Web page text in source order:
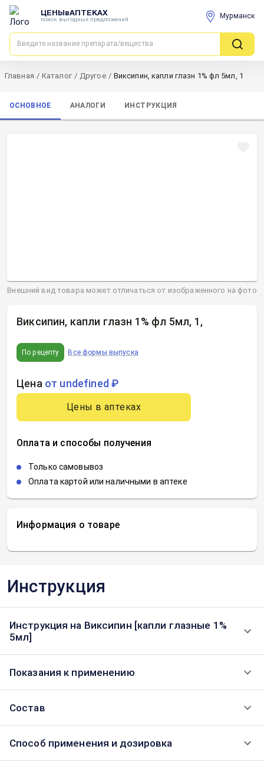
ЦЕНЫвАПТЕКАХ
поиск выгодных предложений Мурманск
Главная / Каталог / Другое / Виксипин, капли глазн 1% фл 5мл, 1
ОСНОВНОЕ АНАЛОГИ ИНСТРУКЦИЯ
Информация о товаре
Виксипин, капли глазн 1% фл 5мл, 1 ,
По рецепту Все формы выпуска
Цена от undefined ₽
Цены в аптеках
Оплата и способы получения
Только самовывоз
Оплата картой или наличными в аптеке
Внешний вид товара может отличаться от изображенного на фото
Инструкция
Инструкция на Виксипин [капли глазные 1%
5мл]
Показания к применению
Состав
Способ применения и дозировка